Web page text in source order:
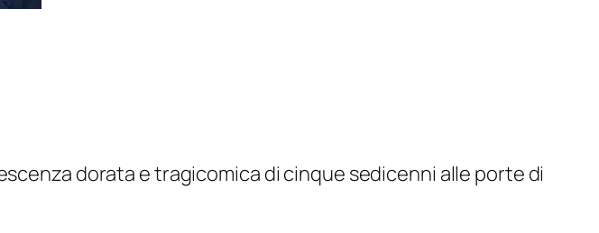
dorata e tragicomica di cinque sedicenni alle porte di